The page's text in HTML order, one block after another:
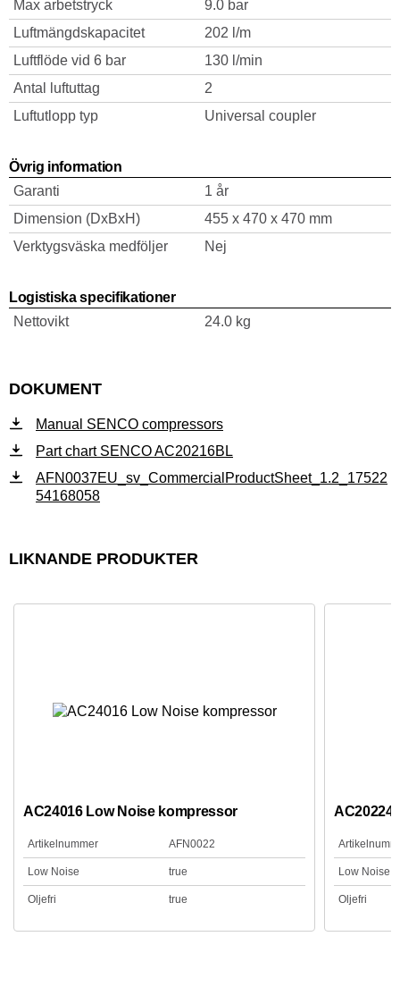
Max arbetstryck
9.0 bar
Luftmängdskapacitet
202 l/m
Luftflöde vid 6 bar
130 l/min
Antal luftuttag
2
Luftutlopp typ
Universal coupler
Övrig information
Garanti
1 år
Dimension (DxBxH)
455 x 470 x 470 mm
Verktygsväska medföljer
Nej
Logistiska specifikationer
Nettovikt
24.0 kg
DOKUMENT
Manual SENCO compressors
Part chart SENCO AC20216BL
AFN0037EU_sv_CommercialProductSheet_1.2_17522
54168058
LIKNANDE PRODUKTER
AC24016 Low Noise kompressor
Artikelnummer AFN0022
Low Noise true
Oljefri true
Low Noise
Oljefri